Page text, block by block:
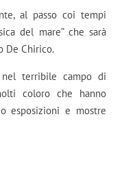
al passo coi tempi
del mare” che sarà
De Chirico.
terribile campo di
coloro che hanno
esposizioni e mostre